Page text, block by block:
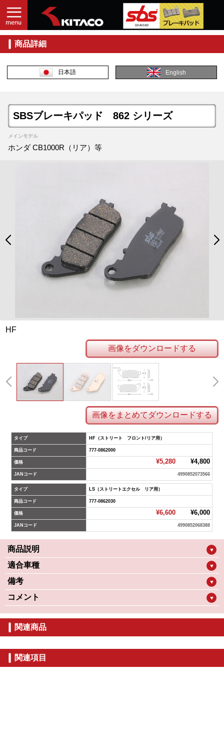
商品詳細
日本語 English
SBSブレーキパッド 862 シリーズ
メインモデル
ホンダ CB1000R（リア）等
HF
画像をダウンロードする
画像をまとめてダウンロードする
タイプ HF（ストリート フロント/リア用）
商品コード 777-0862000
価格 ¥5,280¥4,800
JANコード 4990852073566
タイプ LS（ストリートエクセル リア用）
商品コード 777-0862030
価格 ¥6,600¥6,000
JANコード 4990852068388
商品説明 ▼
適合車種 ▼
備考 ▼
コメント ▼
関連商品
関連項目